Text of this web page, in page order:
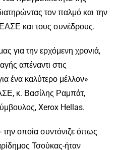
τον παλμό και την
και τους συνέδρους.
για την ερχόμενη χρονιά,
απέναντι στις
ένα καλύτερο μέλλον»
κ. Βασίλης Ραμπάτ,
Xerox Hellas.
οποία συντόνιζε όπως
Τσούκας-ήταν